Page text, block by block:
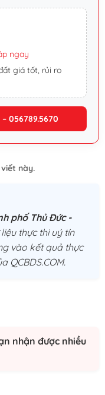
ngay
giá tốt, rủi ro
056789.5670
này.
phố Thủ Đức -
thực thi uý tín
vào kết quả thực
QCBDS.COM.
nhận được nhiều